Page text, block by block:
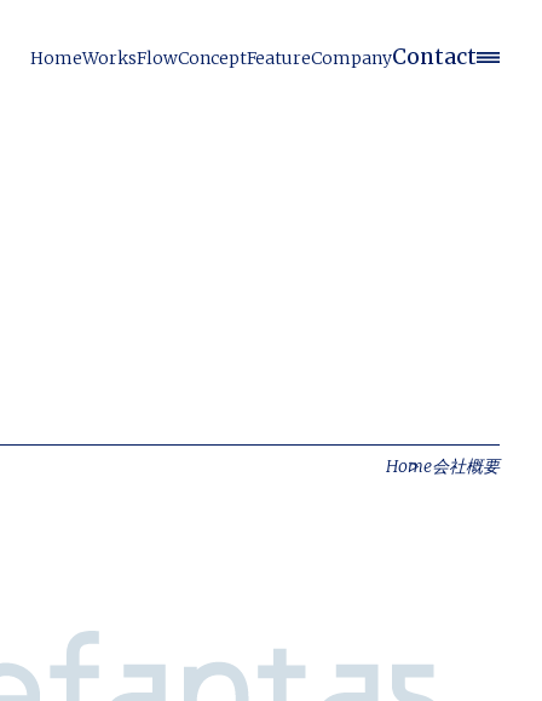
HomeWorksFlowConceptFeatureCompanyContact
Home会社概要